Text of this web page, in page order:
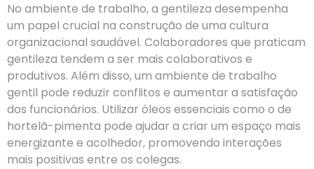
No ambiente de trabalho, a gentileza desempenha
um papel crucial na construção de uma cultura
organizacional saudável. Colaboradores que praticam
gentileza tendem a ser mais colaborativos e
produtivos. Além disso, um ambiente de trabalho
gentil pode reduzir conflitos e aumentar a satisfação
dos funcionários. Utilizar óleos essenciais como o de
hortelã-pimenta pode ajudar a criar um espaço mais
energizante e acolhedor, promovendo interações
mais positivas entre os colegas.